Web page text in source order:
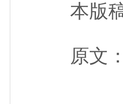
本版稿
原文：